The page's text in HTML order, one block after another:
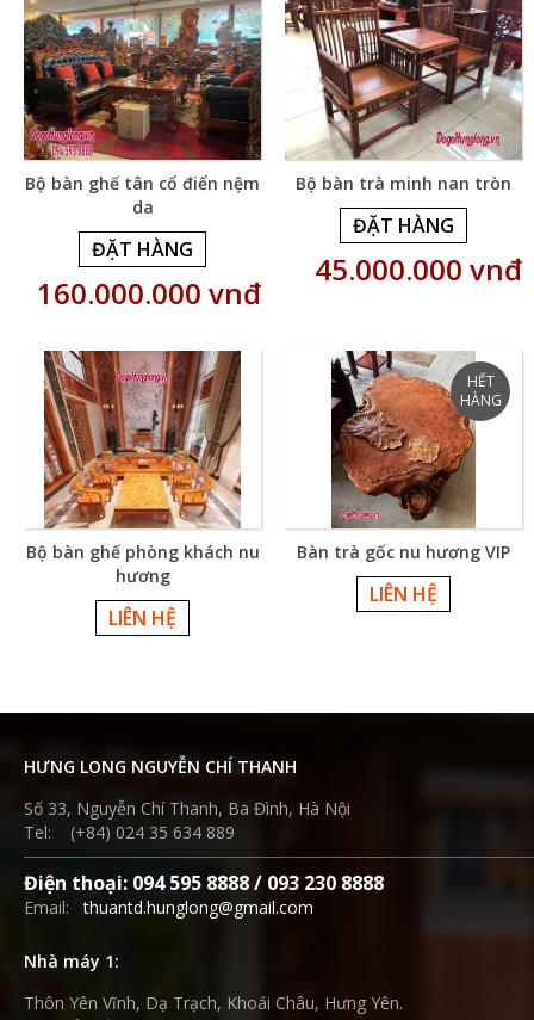
Bộ bàn ghế tân cổ điển nệm
da
ĐẶT HÀNG
160.000.000 vnđ
Bộ bàn trà minh nan tròn
ĐẶT HÀNG
45.000.000 vnđ
Bộ bàn ghế phòng khách nu
hương
LIÊN HỆ
Bàn trà gốc nu hương VIP
LIÊN HỆ
HƯNG LONG NGUYỄN CHÍ THANH
Số 33, Nguyễn Chí Thanh, Ba Đình, Hà Nội
Tel: (+84) 024 35 634 889
Điện thoại: 094 595 8888 / 093 230 8888
Email:thuantd.hunglong@gmail.com
Nhà máy 1:
Thôn Yên Vĩnh, Dạ Trạch, Khoái Châu, Hưng Yên.